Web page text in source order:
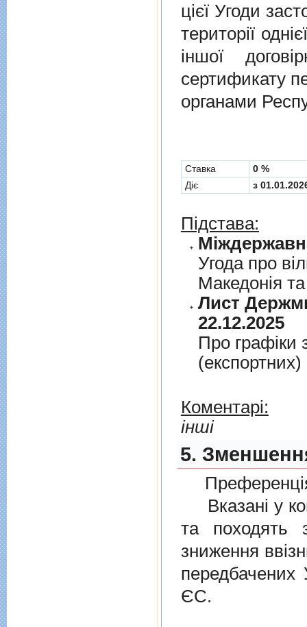
цієї Угоди
території
іншої
сертификату
органами
Cтавка
0 %
Діє
з
Підстава:
Угода про
Македонiя
Лист
22.12.2025
Про графiки
Коментарі:
інші
5.
Вказані у
та походять
зниження
передбачених
ЄС.